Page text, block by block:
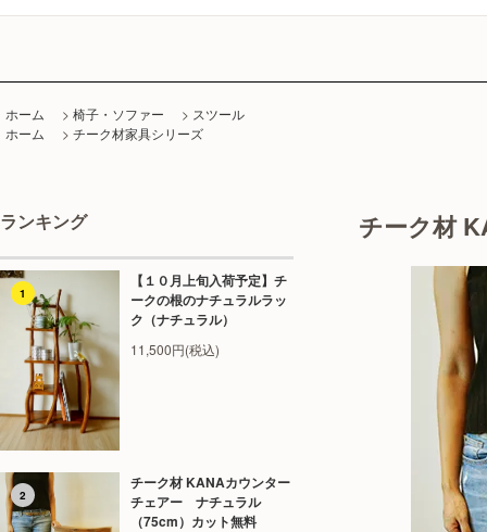
ホーム > 椅子・ソファー > スツール
ホーム
> チーク材家具シリーズ
ランキング
1
【１０月上旬入荷予定】チ
ークの根のナチュラルラッ
ク（ナチュラル）
11,500円(税込)
2
チーク材 KANAカウンター
チェアー ナチュラル
（75cm）カット無料
チーク材